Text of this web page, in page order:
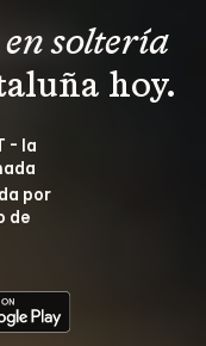
soltería
hoy.
- la
por
de